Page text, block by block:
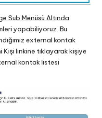
Sub Menüsü Altında
yapabiliyoruz. Bu
external kontak
Kişi linkine tıklayarak kişiye
kontak listesi